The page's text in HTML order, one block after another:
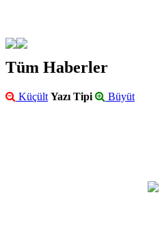
Tüm Haberler
Küçült Yazı Tipi Büyüt